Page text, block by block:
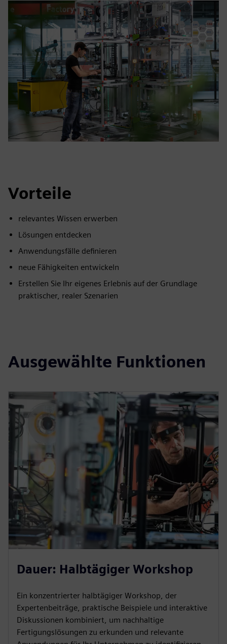
Vorteile
relevantes Wissen erwerben
Lösungen entdecken
Anwendungsfälle definieren
neue Fähigkeiten entwickeln
Erstellen Sie Ihr eigenes Erlebnis auf der Grundlage
praktischer, realer Szenarien
Ausgewählte Funktionen
Dauer: Halbtägiger Workshop
Ein konzentrierter halbtägiger Workshop, der
Expertenbeiträge, praktische Beispiele und interaktive
Diskussionen kombiniert, um nachhaltige
Fertigungslösungen zu erkunden und relevante